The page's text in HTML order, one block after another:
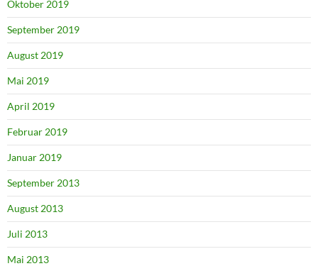
Oktober 2019
September 2019
August 2019
Mai 2019
April 2019
Februar 2019
Januar 2019
September 2013
August 2013
Juli 2013
Mai 2013